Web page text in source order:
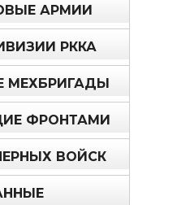
АРМИИ
РККА
МЕХБРИГАДЫ
ФРОНТАМИ
ВОЙСК